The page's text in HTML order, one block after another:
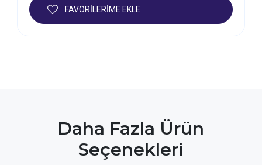
FAVORİLERİME EKLE
Daha Fazla Ürün
Seçenekleri